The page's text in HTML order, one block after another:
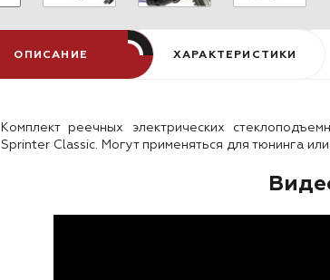
ОПИСАНИЕ ХАРАКТЕРИСТИКИ
Комплект реечных электрических
Sprinter Classic. Могут применяться для тюнинга